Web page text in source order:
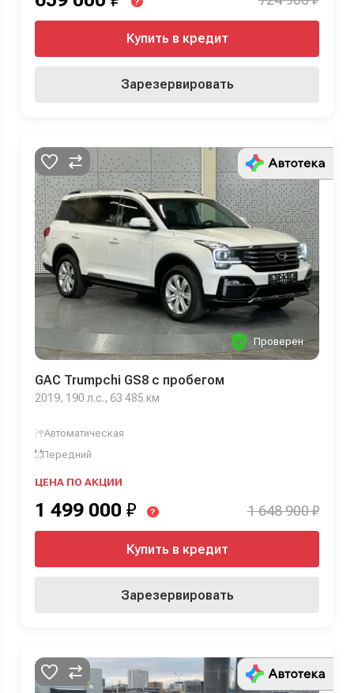
Купить в кредит
Зарезервировать
Проверен
GAC Trumpchi GS8 с пробегом
2019, 190 л.с., 63 485 км
Автоматическая
Передний
ЦЕНА ПО АКЦИИ
1 499 000 ₽ ? 1 648 900 ₽
Купить в кредит
Зарезервировать